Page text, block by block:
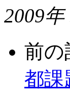
2009年
前の
都課